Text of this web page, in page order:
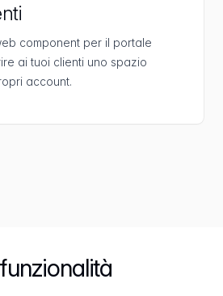
component per il portale
ai tuoi clienti uno spazio
account.